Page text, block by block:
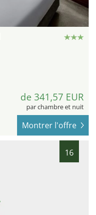
de 341,57 EUR
par chambre et nuit
Montrer l'offre
16